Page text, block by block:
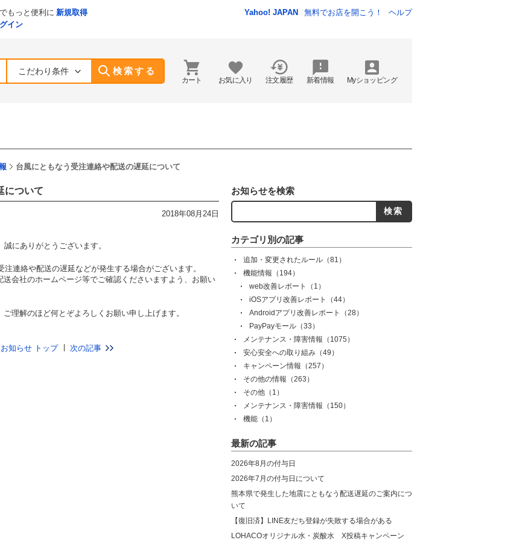
もっと便利に 新規取得 Yahoo! JAPAN 無料でお店を開こう！
ヘルプ
イン
こだわり条件 検索する
カート お気に入り 注文履歴 新着情報 Myショッピング
台風にともなう受注連絡や配送の遅延について
について
2018年08月24日
にありがとうございます。
連絡や配送の遅延などが発生する場合がございます。
会社のホームページ等でご確認くださいますよう、お願い
理解のほど何とぞよろしくお願い申し上げます。
お知らせ トップ 次の記事
お知らせを検索
カテゴリ別の記事
追加・変更されたルール （81）
機能情報 （194）
web改善レポート
（1）
iOSアプリ改善レポート
（44）
Androidアプリ改善レポート
（28）
PayPayモール （33）
メンテナンス・障害情報 （1075）
安心安全への取り組み （49）
キャンペーン情報 （257）
その他の情報 （263）
その他 （1）
メンテナンス・障害情報 （150）
機能 （1）
最新の記事
2026年8月の付与日
2026年7月の付与日について
熊本県で発生した地震にともなう配送遅延のご案内につ
いて
【復旧済】LINE友だち登録が失敗する場合がある
LOHACOオリジナル水・炭酸水 X投稿キャンペーン